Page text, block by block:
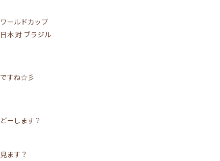
ワールドカップ
日本 対 ブラジル
ですね☆彡
どーします？
見ます？